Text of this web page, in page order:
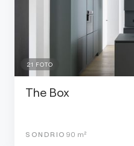
21 FOTO
The Box
SONDRIO 90 m²